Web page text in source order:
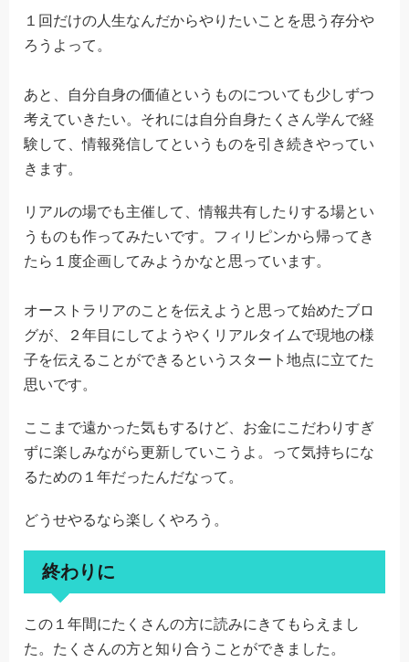
１回だけの人生なんだからやりたいことを思う存分や
ろうよって。
あと、自分自身の価値というものについても少しずつ
考えていきたい。それには自分自身たくさん学んで経
験して、情報発信してというものを引き続きやってい
きます。
リアルの場でも主催して、情報共有したりする場とい
うものも作ってみたいです。フィリピンから帰ってき
たら１度企画してみようかなと思っています。
オーストラリアのことを伝えようと思って始めたブロ
グが、２年目にしてようやくリアルタイムで現地の様
子を伝えることができるというスタート地点に立てた
思いです。
ここまで遠かった気もするけど、お金にこだわりすぎ
ずに楽しみながら更新していこうよ。って気持ちにな
るための１年だったんだなって。
どうせやるなら楽しくやろう。
終わりに
この１年間にたくさんの方に読みにきてもらえまし
た。たくさんの方と知り合うことができました。